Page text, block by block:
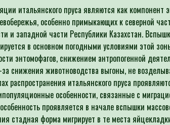
итальянского пруса являются как компонент
особенно примыкающих к северной
и западной части Республики Казахстан.
в основном погодными условиями этой
энтомофагов, снижением антропогенной
снижения животноводства выгоны, не
распространения итальянского пруса
особенности, связанные с
проявляется в начале вспышки
стадная форма мигрирует в те места